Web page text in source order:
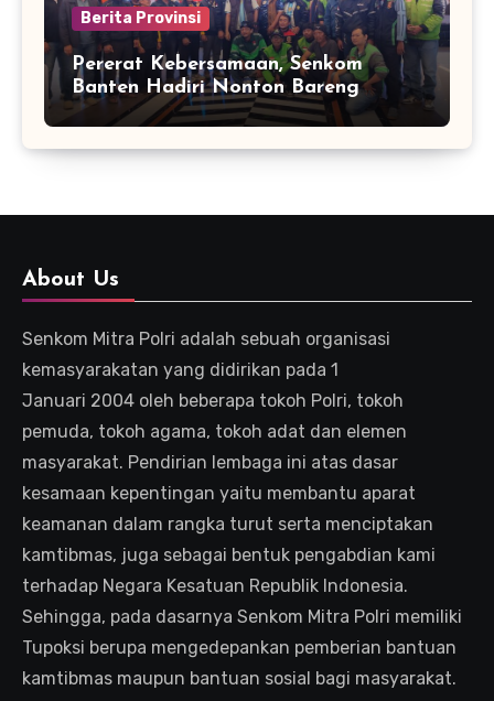
Berita Provinsi
Pererat Kebersamaan, Senkom
Banten Hadiri Nonton Bareng
Kapolda Final Piala Dunia 2026
About Us
Senkom Mitra Polri adalah sebuah organisasi
kemasyarakatan yang didirikan pada 1
Januari 2004 oleh beberapa tokoh Polri, tokoh
pemuda, tokoh agama, tokoh adat dan elemen
masyarakat. Pendirian lembaga ini atas dasar
kesamaan kepentingan yaitu membantu aparat
keamanan dalam rangka turut serta menciptakan
kamtibmas, juga sebagai bentuk pengabdian kami
terhadap Negara Kesatuan Republik Indonesia.
Sehingga, pada dasarnya Senkom Mitra Polri memiliki
Tupoksi berupa mengedepankan pemberian bantuan
kamtibmas maupun bantuan sosial bagi masyarakat.